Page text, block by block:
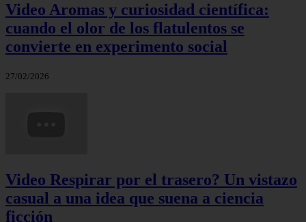
Video Aromas y curiosidad científica:
cuando el olor de los flatulentos se
convierte en experimento social
27/02/2026
Video Respirar por el trasero? Un vistazo
casual a una idea que suena a ciencia
ficción